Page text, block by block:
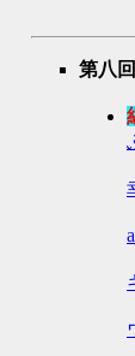
第八回